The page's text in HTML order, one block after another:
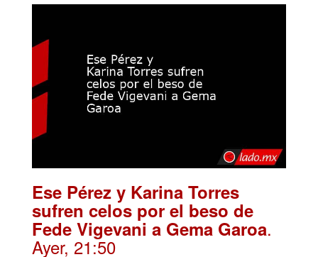
Ese Pérez y Karina Torres
sufren celos por el beso de
Fede Vigevani a Gema Garoa.
Ayer, 21:50